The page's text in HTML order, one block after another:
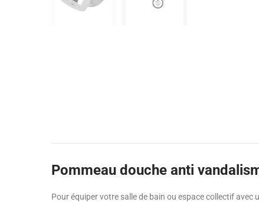
Pommeau douche anti
Pour équiper votre salle de bain ou espace collectif